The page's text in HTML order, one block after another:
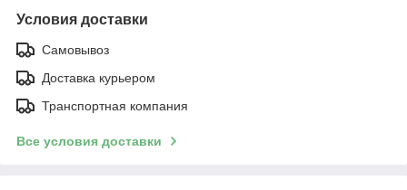
Условия доставки
Самовывоз
Доставка курьером
Транспортная компания
Все условия доставки